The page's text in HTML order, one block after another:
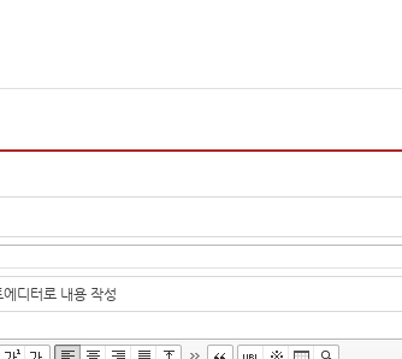
에디터로 내용 작성